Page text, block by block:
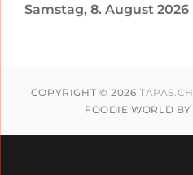
Samstag, 8. August 2026
COPYRIGHT © 2026 TAPAS.CH
FOODIE WORLD BY